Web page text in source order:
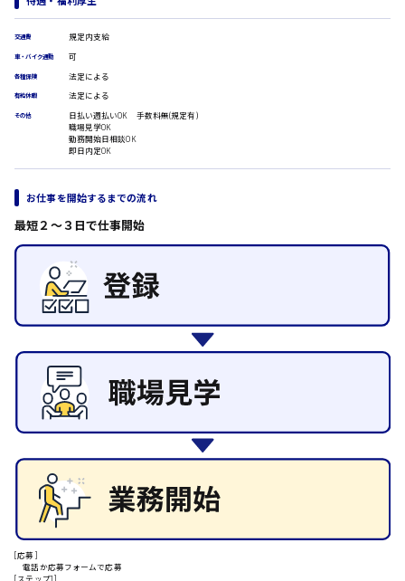
ラウンダー営業
ルート営業
その他の専門職
自動車整備士
配送・ドライバー
廿日市市
東広島市
安芸高田市
山県郡
安芸郡
時給制すべて
日給8000円～
日給10000円以上
交通費 規定内支給
車・バイク通勤 可
各種保険 法定による
有給休暇 法定による
その他
日払い週払いOK 手数料無(規定有)
職場見学OK
勤務開始日相談OK
即日内定OK
お仕事を開始するまでの流れ
最短２〜３日で仕事開始
[応募]
電話か応募フォームで応募